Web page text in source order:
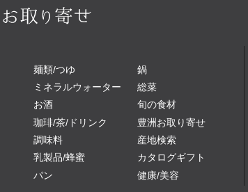
麺類/つゆ
ミネラルウォーター
お酒
珈琲/茶/ドリンク
調味料
乳製品/蜂蜜
パン
鍋
総菜
旬の食材
豊洲お取り寄せ
産地検索
カタログギフト
健康/美容